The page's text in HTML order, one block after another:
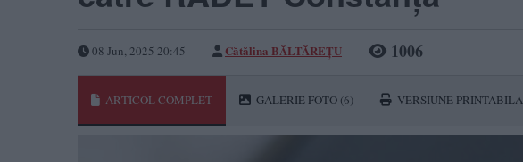
08 Jun, 2025 20:45 Cătălina BĂLTĂREȚU 1006
ARTICOL COMPLET GALERIE FOTO (6) VERSIUNE PRINTABILA